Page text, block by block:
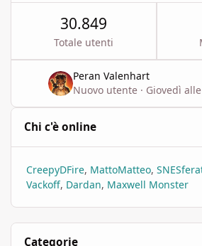
30.849
Totale utenti
Peran Valenhart
Nuovo utente · Giovedì
Chi c'è online
CreepyDFire MattoMatteo
Vackoff Dardan Maxwell Monster
Categorie